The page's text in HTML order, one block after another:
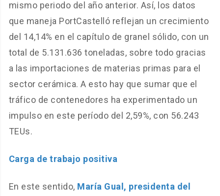
mismo periodo del año anterior. Así, los datos
que maneja PortCastelló reflejan un crecimiento
del 14,14% en el capítulo de granel sólido, con un
total de 5.131.636 toneladas, sobre todo gracias
a las importaciones de materias primas para el
sector cerámica. A esto hay que sumar que el
tráfico de contenedores ha experimentado un
impulso en este período del 2,59%, con 56.243
TEUs.
Carga de trabajo positiva
En este sentido, María Gual, presidenta del